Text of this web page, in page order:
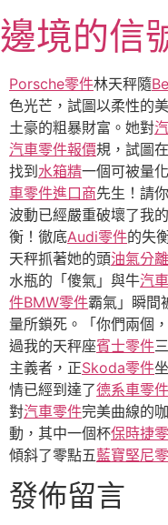
至
主
要
內
邊境的信
Porsche零件林天秤隨
色光芒，試圖以柔性的美
土豪的粗暴財富。她對
汽車零件報價規，試圖
找到 水箱精一個可被量化
車零件進口商先生！請
波動已經嚴重破壞了我
衡！徹底Audi零件的失
天秤抓著她的頭油氣分
水瓶的「傻氣」與牛汽
件BMW零件霸氣」瞬間
量所鎖死。「你們兩個
過我的天秤座賓士零件
主義者，正Skoda零件
情已經到達了德系車零件
對汽車零件完美曲線的
動，其中一個杯保時捷
傾斜了零點五藍寶堅尼
發佈留言